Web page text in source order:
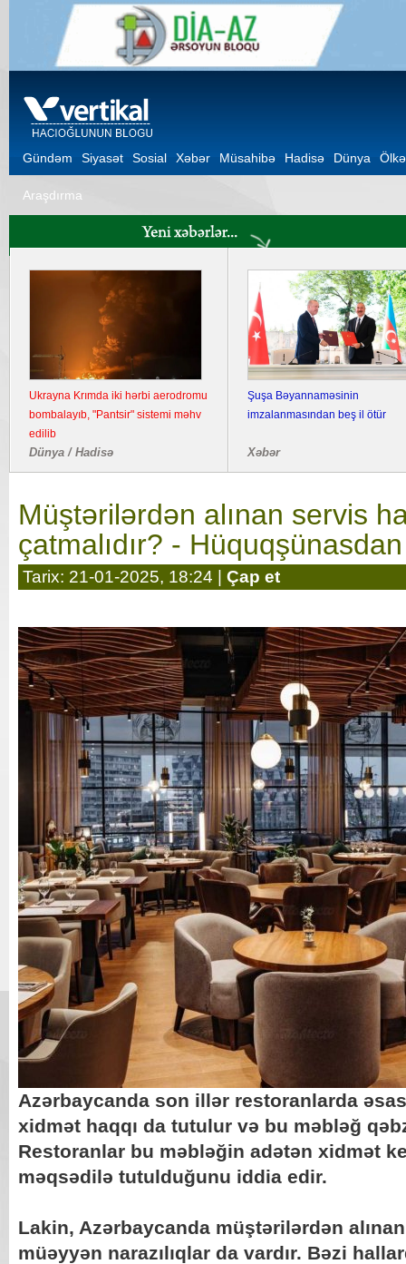
Gündəm Siyasət Sosial Xəbər Müsahibə Hadisə Dünya Ölkə
Araşdırma
Ukrayna Krımda iki hərbi aerodromu
bombalayıb, "Pantsir" sistemi məhv
edilib
Dünya / Hadisə
Şuşa Bəyannaməsinin
imzalanmasından beş il ötür
Xəbər
Müştərilərdən alınan servis
çatmalıdır? -
Tarix: 21-01-2025, 18:24 | Çap et
Azərbaycanda son illər restoranlarda
xidmət haqqı da tutulur və bu məbləğ
Restoranlar bu məbləğin adətən xidmət
məqsədilə tutulduğunu iddia edir.
Lakin, Azərbaycanda müştərilərdən
müəyyən narazılıqlar da vardır. Bəzi